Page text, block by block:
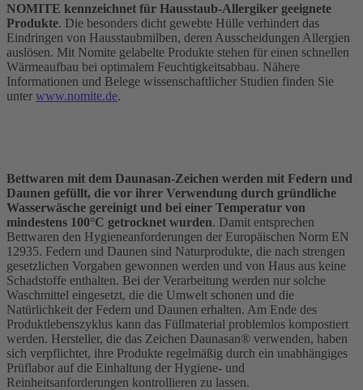
NOMITE kennzeichnet für Hausstaub-Allergiker geeignete
Produkte. Die besonders dicht gewebte Hülle verhindert das
Eindringen von Hausstaubmilben, deren Ausscheidungen Allergien
auslösen. Mit Nomite gelabelte Produkte stehen für einen schnellen
Wärmeaufbau bei optimalem Feuchtigkeitsabbau. Nähere
Informationen und Belege wissenschaftlicher Studien finden Sie
unter www.nomite.de.
Bettwaren mit dem Daunasan-Zeichen werden mit Federn und
Daunen gefüllt, die vor ihrer Verwendung durch gründliche
Wasserwäsche gereinigt und bei einer Temperatur von
mindestens 100°C getrocknet wurden. Damit entsprechen
Bettwaren den Hygieneanforderungen der Europäischen Norm EN
12935. Federn und Daunen sind Naturprodukte, die nach strengen
gesetzlichen Vorgaben gewonnen werden und von Haus aus keine
Schadstoffe enthalten. Bei der Verarbeitung werden nur solche
Waschmittel eingesetzt, die die Umwelt schonen und die
Natürlichkeit der Federn und Daunen erhalten. Am Ende des
Produktlebenszyklus kann das Füllmaterial problemlos kompostiert
werden. Hersteller, die das Zeichen Daunasan® verwenden, haben
sich verpflichtet, ihre Produkte regelmäßig durch ein unabhängiges
Prüflabor auf die Einhaltung der Hygiene- und
Reinheitsanforderungen kontrollieren zu lassen.